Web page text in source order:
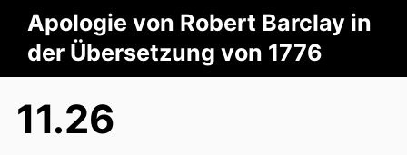
Apologie von Robert Barclay in
der Übersetzung von 1776
11.26